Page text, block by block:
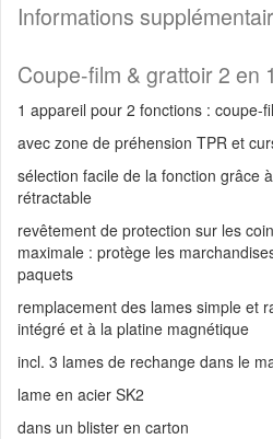
Informations
Coupe-film & grattoir 2 en
1 appareil pour 2 fonctions : coupe-
avec zone de préhension TPR et
sélection facile de la fonction grâce
rétractable
revêtement de protection sur les
maximale : protège les
paquets
remplacement des lames simple et
intégré et à la platine magnétique
incl. 3 lames de rechange dans le
lame en acier SK2
dans un blister en carton